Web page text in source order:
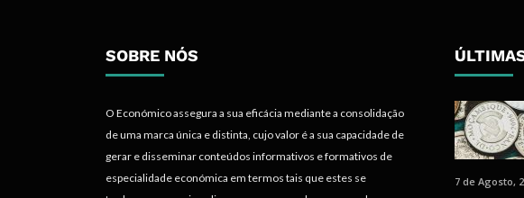
SOBRE NÓS
O Económico assegura a sua eficácia mediante a consolidação
de uma marca única e distinta, cujo valor é a sua capacidade de
gerar e disseminar conteúdos informativos e formativos de
especialidade económica em termos tais que estes se
7 de Agosto,